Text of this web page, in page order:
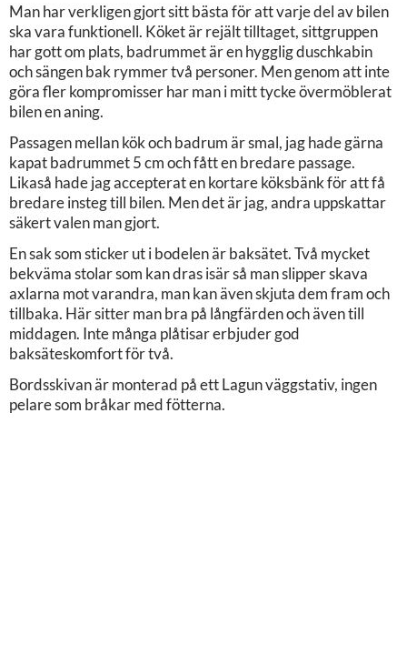
Man har verkligen gjort sitt bästa för att varje del av bilen
ska vara funktionell. Köket är rejält tilltaget, sittgruppen
har gott om plats, badrummet är en hygglig duschkabin
och sängen bak rymmer två personer. Men genom att inte
göra fler kompromisser har man i mitt tycke övermöblerat
bilen en aning.
Passagen mellan kök och badrum är smal, jag hade gärna
kapat badrummet 5 cm och fått en bredare passage.
Likaså hade jag accepterat en kortare köksbänk för att få
bredare insteg till bilen. Men det är jag, andra uppskattar
säkert valen man gjort.
En sak som sticker ut i bodelen är baksätet. Två mycket
bekväma stolar som kan dras isär så man slipper skava
axlarna mot varandra, man kan även skjuta dem fram och
tillbaka. Här sitter man bra på långfärden och även till
middagen. Inte många plåtisar erbjuder god
baksäteskomfort för två.
Bordsskivan är monterad på ett Lagun väggstativ, ingen
pelare som bråkar med fötterna.